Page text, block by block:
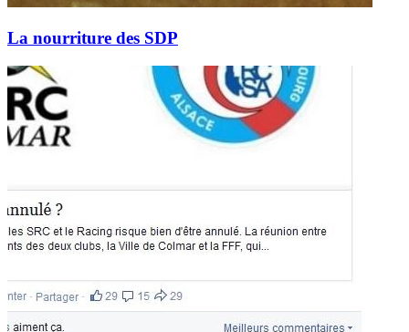
La nourriture des SDP